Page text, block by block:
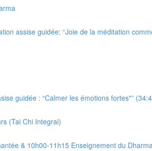
assise guidée: “Joie de la méditation
guidée : “Calmer les émotions fortes"”
(Tai Chi Integral)
& 10h00-11h15 Enseignement du